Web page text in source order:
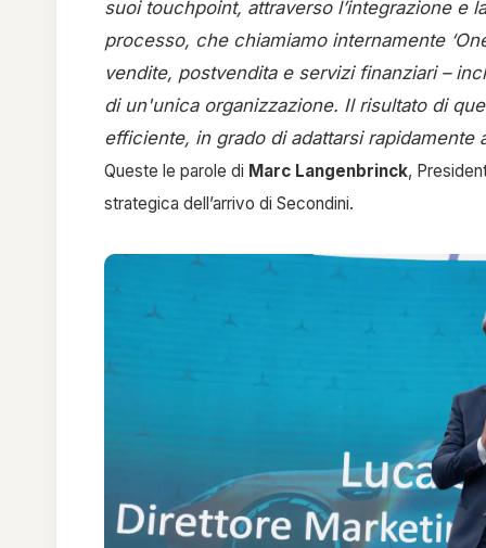
suoi touchpoint, attraverso l’integrazione e
processo, che chiamiamo internamente
vendite, postvendita e servizi finanziari –
di un'unica organizzazione. Il risultato di
Queste le parole di Marc Langenbrinck,
strategica dell’arrivo di Secondini.